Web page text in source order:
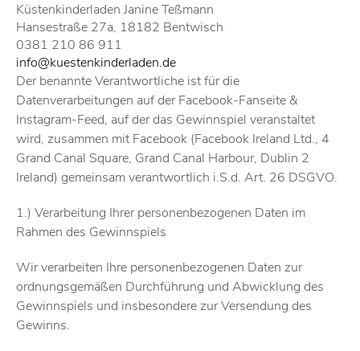
Küstenkinderladen Janine Teßmann
Hansestraße 27a, 18182 Bentwisch
0381 210 86 911
info@kuestenkinderladen.de
Der benannte Verantwortliche ist für die
Datenverarbeitungen auf der Facebook-Fanseite &
Instagram-Feed, auf der das Gewinnspiel veranstaltet
wird, zusammen mit Facebook (Facebook Ireland Ltd., 4
Grand Canal Square, Grand Canal Harbour, Dublin 2
Ireland) gemeinsam verantwortlich i.S.d. Art. 26 DSGVO.
1.) Verarbeitung Ihrer personenbezogenen Daten im
Rahmen des Gewinnspiels
Wir verarbeiten Ihre personenbezogenen Daten zur
ordnungsgemäßen Durchführung und Abwicklung des
Gewinnspiels und insbesondere zur Versendung des
Gewinns.